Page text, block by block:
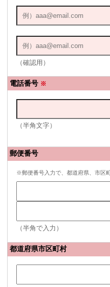
（確認用）
電話番号 ※
（半角文字）
郵便番号
※郵便番号入力で、都道府県、市区
（半角で入力）
都道府県市区町村